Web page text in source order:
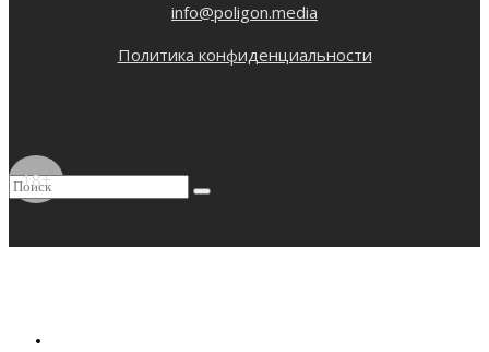
info@poligon.media
Политика конфиденциальности
18+